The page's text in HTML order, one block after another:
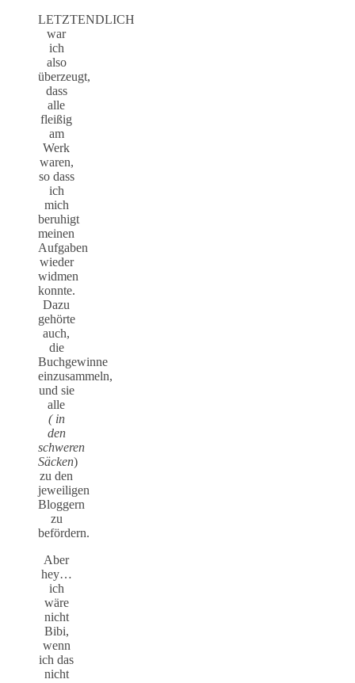
LETZTENDLICH
war
ich
also
überzeugt,
dass
alle
fleißig
am
Werk
waren,
so dass
ich
mich
beruhigt
meinen
Aufgaben
wieder
widmen
konnte.
Dazu
gehörte
auch,
die
Buchgewinne
einzusammeln,
und sie
alle
( in
den
schweren
Säcken)
zu den
jeweiligen
Bloggern
zu
befördern.
Aber
hey…
ich
wäre
nicht
Bibi,
wenn
ich das
nicht